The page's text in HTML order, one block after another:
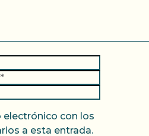
electrónico con los
a esta entrada.